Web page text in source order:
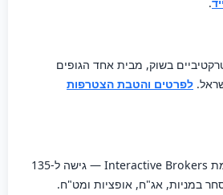
בשוק, מבית אחד הגופים
לפרטים והטבת הצטרפות
מסחר גלובלי על פלטפורמת Interactive Brokers — גישה ל-135